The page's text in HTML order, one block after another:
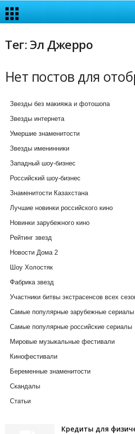
Тег: Эл Джерро
Нет постов для
Звезды без макияжа и фотошопа
Звезды интернета
Умершие знаменитости
Звезды именинники
Западный шоу-бизнес
Российский шоу-бизнес
Знаменитости Казахстана
Лучшие новинки российского кино
Новинки зарубежного кино
Рейтинг звезд
Новости Дома 2
Шоу Холостяк
Фабрика звезд
Участники битвы экстрасенсов всех
Самые популярные зарубежные сериалы
Самые популярные российские сериалы
Мировые музыкальные фестивали
Кинофестивали
Беременные знаменитости
Скандалы
Статьи
Кредиты для